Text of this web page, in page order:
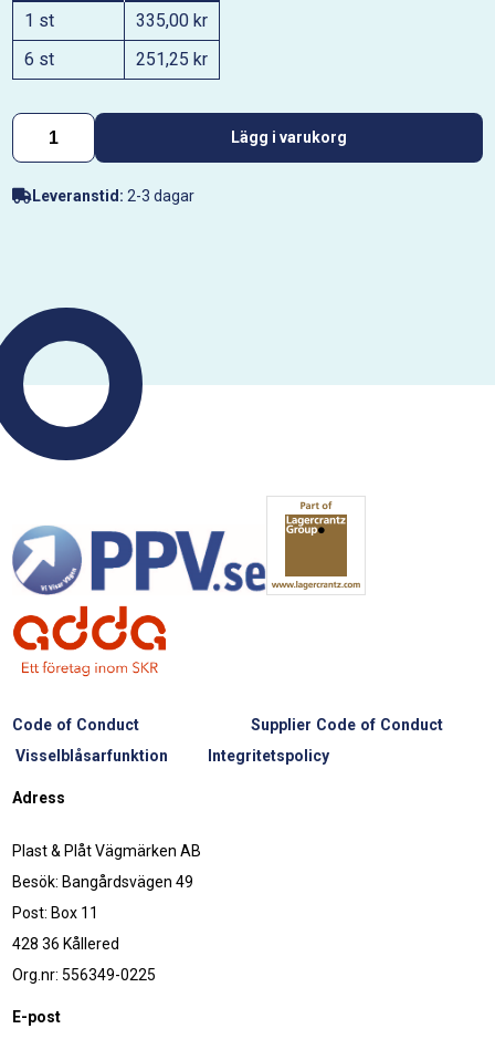
1 st
335,00 kr
6 st
251,25 kr
Lägg i varukorg
Leveranstid: 2-3 dagar
Code of Conduct
Supplier Code of Conduct
Visselblåsarfunktion
Integritetspolicy
Adress
Plast & Plåt Vägmärken AB
Besök: Bangårdsvägen 49
Post: Box 11
428 36 Kållered
Org.nr: 556349-0225
E-post